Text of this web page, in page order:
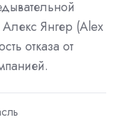
Янгер (Alex
отказа от